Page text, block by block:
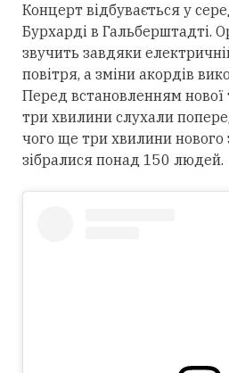
Концерт відбувається у
Бурхарді в Гальберштадті.
звучить завдяки
повітря, а зміни акордів
Перед встановленням нової
три хвилини слухали
чого ще три хвилини
зібралися понад 150 людей.